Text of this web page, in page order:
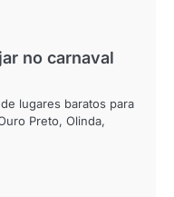
no carnaval
lugares baratos para
Preto, Olinda,